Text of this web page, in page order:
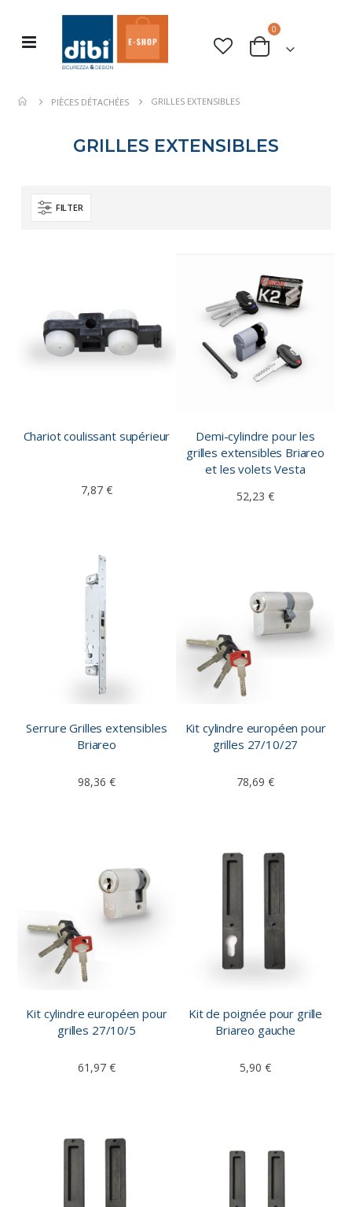
Basculer
navigation
Cart
0 articles
PIÈCES DÉTACHÉES GRILLES EXTENSIBLES
GRILLES EXTENSIBLES
FILTER
Chariot coulissant supérieur
7,87 €
Demi-cylindre pour les
grilles extensibles Briareo
et les volets Vesta
52,23 €
Serrure Grilles extensibles
Briareo
98,36 €
Kit cylindre européen pour
grilles 27/10/27
78,69 €
Kit cylindre européen pour
grilles 27/10/5
61,97 €
Kit de poignée pour grille
Briareo gauche
5,90 €